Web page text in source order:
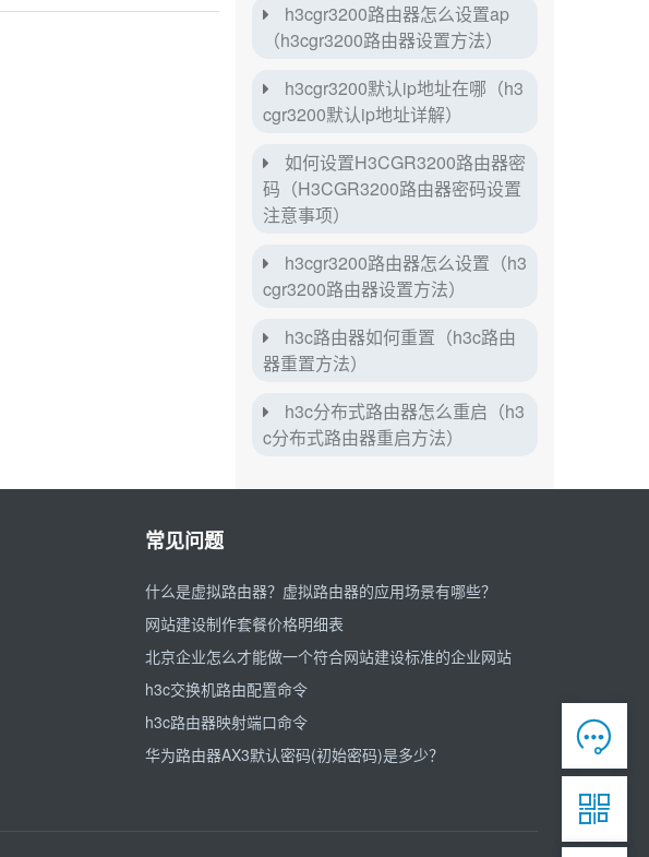
h3cgr3200路由器怎么设置ap
（h3cgr3200路由器设置方法）
h3cgr3200默认ip地址在哪（h3
cgr3200默认ip地址详解）
如何设置H3CGR3200路由器密
码（H3CGR3200路由器密码设置
注意事项）
h3cgr3200路由器怎么设置（h3
cgr3200路由器设置方法）
h3c路由器如何重置（h3c路由
器重置方法）
h3c分布式路由器怎么重启（h3
c分布式路由器重启方法）
常见问题
什么是虚拟路由器？虚拟路由器的应用场景有哪些？
网站建设制作套餐价格明细表
北京企业怎么才能做一个符合网站建设标准的企业网站
h3c交换机路由配置命令
h3c路由器映射端口命令
华为路由器AX3默认密码(初始密码)是多少？

